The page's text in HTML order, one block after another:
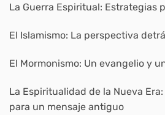
La Guerra Espiritual: Estrategias
El Islamismo: La perspectiva
El Mormonismo: Un evangelio y
La Espiritualidad de la Nueva
para un mensaje antiguo